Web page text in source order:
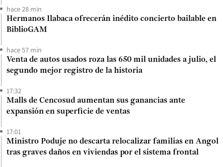
hace 28 min
Hermanos Ilabaca ofrecerán inédito concierto bailable en
BiblioGAM
hace 57 min
Venta de autos usados roza las 650 mil unidades a julio, el
segundo mejor registro de la historia
17:32
Malls de Cencosud aumentan sus ganancias ante
expansión en superficie de ventas
17:01
Ministro Poduje no descarta relocalizar familias en Angol
tras graves daños en viviendas por el sistema frontal